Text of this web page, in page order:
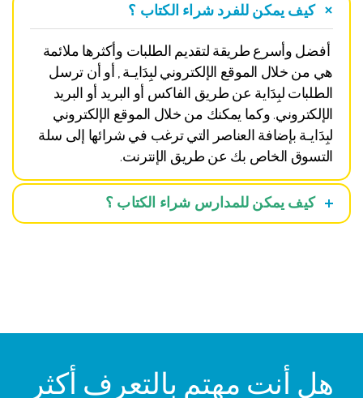
كيف يمكن للفرد شراء الكتاب ؟
أفضل وأسرع طريقة لتقديم الطلبات وأكثرها ملائمة
هي من خلال الموقع الإلكتروني لبِدَايـة , أو أن ترسل
الطلبات لبِدَاية عن طريق الفاكس أو البريد أو البريد
الإلكتروني. وكما يمكنك من خلال الموقع الإلكتروني
لبِدَايـة بإضافة العناصر التي ترغب في شرائها إلى سلة
التسوق الخاص بك عن طريق الإنترنت.
كيف يمكن للمدارس شراء الكتاب ؟
هل أنت مهتم بالتعرف أكثر